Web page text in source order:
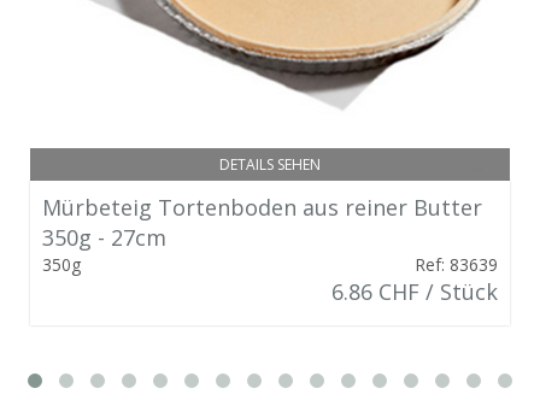
DETAILS SEHEN
Mürbeteig Tortenboden aus reiner Butter
350g - 27cm
350g Ref: 83639
6.86 CHF / Stück